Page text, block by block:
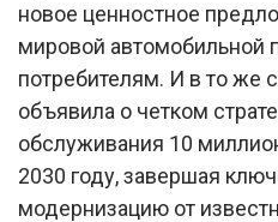
новое ценностное
мировой автомобильной
потребителям. И в то же
объявила о четком
обслуживания 10
2030 году, завершая
модернизацию от